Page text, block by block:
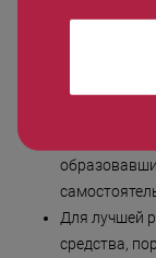
фактором
Для лучшей
средства,